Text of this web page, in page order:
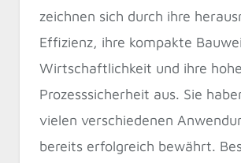
zeichnen sich durch ihre
Effizienz, ihre kompakte
Wirtschaftlichkeit und ihre hohe
Prozesssicherheit aus. Sie
vielen verschiedenen
bereits erfolgreich bewährt.